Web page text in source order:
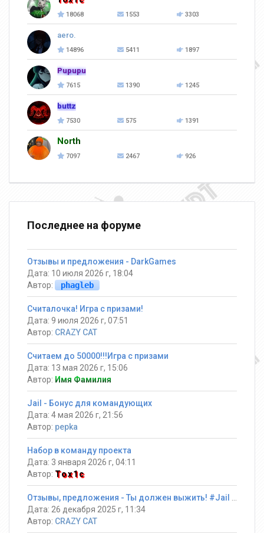
18068 1553 3303
aero.
14896 5411 1897
Pupupu
7615 1390 1245
buttz
7530 575 1391
North
7097 2467 926
Последнее на форуме
Отзывы и предложения - DarkGames
Дата: 10 июля 2026 г, 18:04
Автор:
phagleb
Считалочка! Игра с призами!
Дата: 9 июля 2026 г, 07:51
Автор: CRAZY CAT
Считаем до 50000!!!Игра с призами
Дата: 13 мая 2026 г, 15:06
Автор: Имя Фамилия
Jail - Бонус для командующих
Дата: 4 мая 2026 г, 21:56
Автор: pepka
Набор в команду проекта
Дата: 3 января 2026 г, 04:11
Автор: Tox1c
Дата: 26 декабря 2025 г, 11:34
Автор: CRAZY CAT